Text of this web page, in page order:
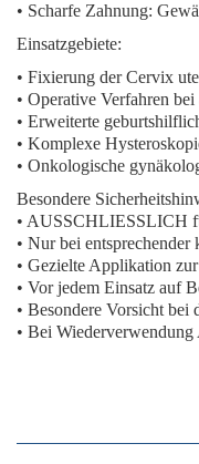
• Scharfe Zahnung:
Einsatzgebiete:
• Fixierung der Cervix
• Operative Verfahren
• Erweiterte
• Komplexe
• Onkologische
Besondere
• AUSSCHLIESSLICH
• Nur bei
• Gezielte Applikation
• Vor jedem Einsatz auf
• Besondere Vorsicht
• Bei